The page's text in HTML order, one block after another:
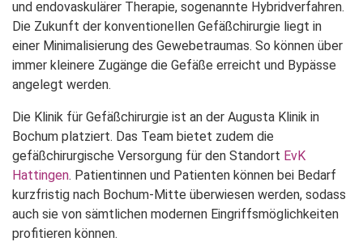
und endovaskulärer Therapie, sogenannte Hybridverfahren.
Die Zukunft der konventionellen Gefäßchirurgie liegt in
einer Minimalisierung des Gewebetraumas. So können über
immer kleinere Zugänge die Gefäße erreicht und Bypässe
angelegt werden.
Die Klinik für Gefäßchirurgie ist an der Augusta Klinik in
Bochum platziert. Das Team bietet zudem die
gefäßchirurgische Versorgung für den Standort EvK
Hattingen. Patientinnen und Patienten können bei Bedarf
kurzfristig nach Bochum-Mitte überwiesen werden, sodass
auch sie von sämtlichen modernen Eingriffsmöglichkeiten
profitieren können.